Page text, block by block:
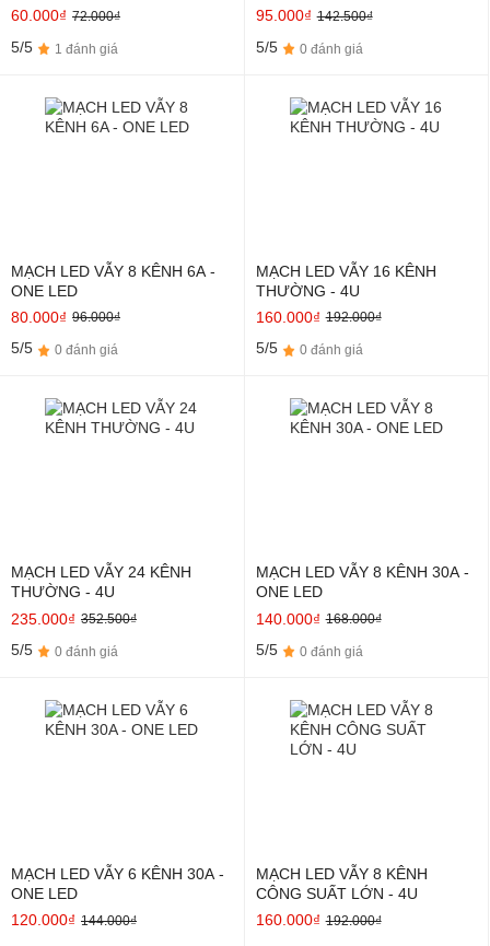
60.000₫ 72.000₫
5/5 1 đánh giá
95.000₫ 142.500₫
5/5 0 đánh giá
MẠCH LED VẪY 8 KÊNH 6A -
ONE LED
80.000₫ 96.000₫
5/5 0 đánh giá
MẠCH LED VẪY 16 KÊNH
THƯỜNG - 4U
160.000₫ 192.000₫
5/5 0 đánh giá
MẠCH LED VẪY 24 KÊNH
THƯỜNG - 4U
235.000₫ 352.500₫
5/5 0 đánh giá
MẠCH LED VẪY 8 KÊNH 30A -
ONE LED
140.000₫ 168.000₫
5/5 0 đánh giá
MẠCH LED VẪY 6 KÊNH 30A -
ONE LED
120.000₫ 144.000₫
MẠCH LED VẪY 8 KÊNH
CÔNG SUẤT LỚN - 4U
160.000₫ 192.000₫